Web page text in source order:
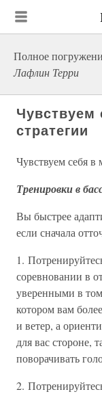
Полное
Лафлин Терри
Чувствуем
стратегии
Чувствуем себя в
Тренировки в
Вы быстрее
если сначала
1.
соревновании в
уверенными в
котором вам
и ветер, а
для вас стороне,
поворачивать
2.